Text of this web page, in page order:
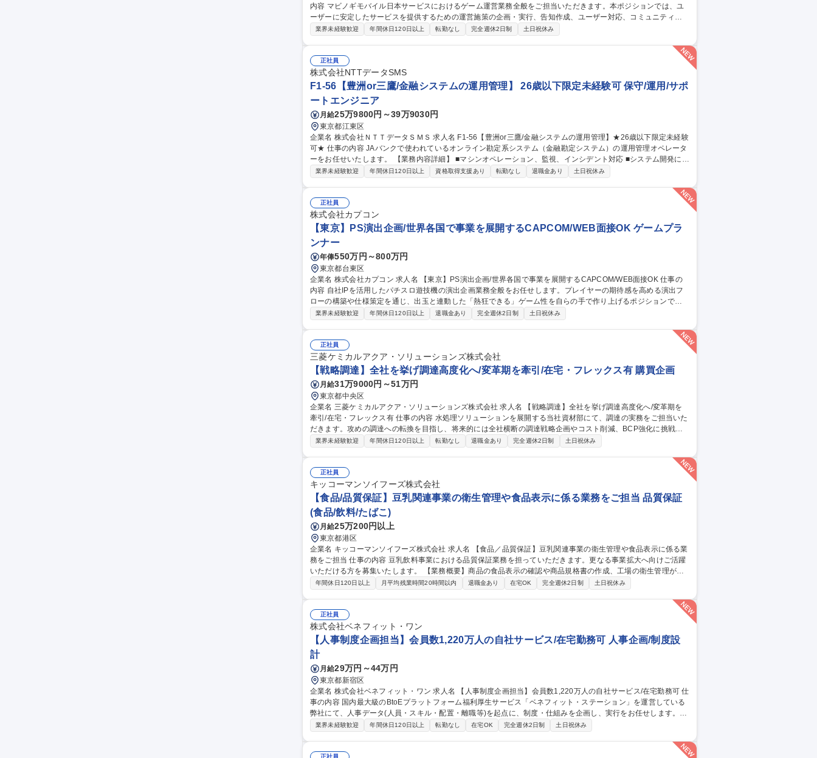
内容 マビノギモバイル日本サービスにおけるゲーム運営業務全般をご担当いただきます。本ポジションでは、ユ
ーザーに安定したサービスを提供するための運営施策の企画・実行、告知作成、ユーザー対応、コミュニティ運
営 など、Liveサービス運営に関わる幅広い業務をご担当いただきます。 また、ゲーム内イベントと連動したSNS
場
業界未経験歓迎 年間休日120日以上 転勤なし 完全週休2日制 土日祝休み
正社員
株式会社NTTデータSMS
F1-56【豊洲or三鷹/金融システムの運用管理】 26歳以下限定未経験可 保守/運用/サポ
ートエンジニア
月給25万9800円～39万9030円
東京都江東区
企業名 株式会社ＮＴＴデータＳＭＳ 求人名 F1-56【豊洲or三鷹/金融システムの運用管理】★26歳以下限定未経験
可★ 仕事の内容 JAバンクで使われているオンライン勘定系システム（金融勘定システム）の運用管理オペレータ
ーをお任せいたします。 【業務内容詳細】 ■マシンオペレーション、監視、インシデント対応 ■システム開発に伴
う運用受け入れ推進 ■改善活動、各種報告書作成 【業務の魅力】 ITILに基づいた大規模金融システムの運用業務
業界未経験歓迎 年間休日120日以上 資格取得支援あり 転勤なし 退職金あり 土日祝休み
正社員
株式会社カプコン
【東京】PS演出企画/世界各国で事業を展開するCAPCOM/WEB面接OK ゲームプラ
ンナー
年俸550万円～800万円
東京都台東区
企業名 株式会社カプコン 求人名 【東京】PS演出企画/世界各国で事業を展開するCAPCOM/WEB面接OK 仕事の
内容 自社IPを活用したパチスロ遊技機の演出企画業務全般をお任せします。プレイヤーの期待感を高める演出フ
ローの構築や仕様策定を通じ、出玉と連動した「熱狂できる」ゲーム性を自らの手で作り上げるポジションで
す。 パチスロ遊技機の企画立案から開発完了までの演出プランニング全般を担当します。 ・演出コンセプトの立
詳細仕様書の作成およびデータ実装 ・出玉設計担当者や映像制作進行との連携、クオリティ管理 遊技機の面白さ
を左右する中核業務であり、プロジェクト全体の演出ディレクションを担います。 募集職種 【東京】PS演出企
画/世界各国で事業を展開するCAPCOM/WEB面接OK
業界未経験歓迎 年間休日120日以上 退職金あり 完全週休2日制 土日祝休み
正社員
三菱ケミカルアクア・ソリューションズ株式会社
【戦略調達】全社を挙げ調達高度化へ/変革期を牽引/在宅・フレックス有 購買企画
月給31万9000円～51万円
東京都中央区
企業名 三菱ケミカルアクア・ソリューションズ株式会社 求人名 【戦略調達】全社を挙げ調達高度化へ/変革期を
牽引/在宅・フレックス有 仕事の内容 水処理ソリューションを展開する当社資材部にて、調達の実務をご担当いた
だきます。攻めの調達への転換を目指し、将来的には全社横断の調達戦略企画やコスト削減、BCP強化に挑戦い
ただける環境です。 ■水処理プラントに関わる資材・設備の調達、外注工事契約■設計段階から入り込むコスト削
（事業継続計画）の強化 【仕事の魅力】機能別組織への移行期に伴い、裁量が大きく変革を牽引できる環境で
す。 募集職種 【戦略調達】全社を挙げ調達高度化へ/変革期を牽引/在宅・フレックス有
業界未経験歓迎 年間休日120日以上 転勤なし 退職金あり 完全週休2日制 土日祝休み
正社員
キッコーマンソイフーズ株式会社
【食品/品質保証】豆乳関連事業の衛生管理や食品表示に係る業務をご担当 品質保証
(食品/飲料/たばこ)
月給25万200円以上
東京都港区
企業名 キッコーマンソイフーズ株式会社 求人名 【食品／品質保証】豆乳関連事業の衛生管理や食品表示に係る業
務をご担当 仕事の内容 豆乳飲料事業における品質保証業務を担っていただきます。更なる事業拡大へ向けご活躍
いただける方を募集いたします。 【業務概要】商品の食品表示の確認や商品規格書の作成、工場の衛生管理が主
な業務となります。 【事業について】国内シェア首位を誇り、堅調に売上推移。健康志向が高まる中、多くのマ
年間休日120日以上 月平均残業時間20時間以内 退職金あり 在宅OK 完全週休2日制 土日祝休み
正社員
株式会社ベネフィット・ワン
【人事制度企画担当】会員数1,220万人の自社サービス/在宅勤務可 人事企画/制度設
計
月給29万円～44万円
東京都新宿区
企業名 株式会社ベネフィット・ワン 求人名 【人事制度企画担当】会員数1,220万人の自社サービス/在宅勤務可 仕
事の内容 国内最大級のBtoEプラットフォーム福利厚生サービス「ベネフィット・ステーション」を運営している
弊社にて、人事データ(人員・スキル・配置・離職等)を起点に、制度・仕組みを企画し、実行をお任せします。
【詳細】■人事制度(等級・評価・報酬等)の企画・改定・運用■要員計画・人員管理の高度化、モニタリング■人事
事発令・データ管理■人事システム運用改善■雇用契約管理■労務相談・リスク対応※ご経験が少ない場合は育成し
業界未経験歓迎 年間休日120日以上 転勤なし 在宅OK 完全週休2日制 土日祝休み
正社員